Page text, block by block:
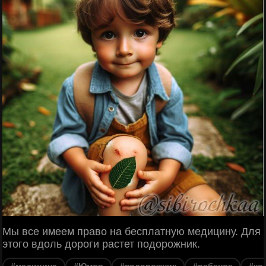
Мы все имеем право на бесплатную медицину. Для
этого вдоль дороги растет подорожник.